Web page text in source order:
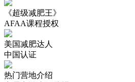
《超级减肥王》
AFAA课程授权
美国减肥达人
中国认证
热门营地介绍